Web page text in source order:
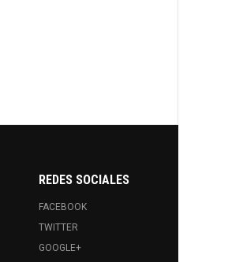
REDES SOCIALES
FACEBOOK
TWITTER
GOOGLE+